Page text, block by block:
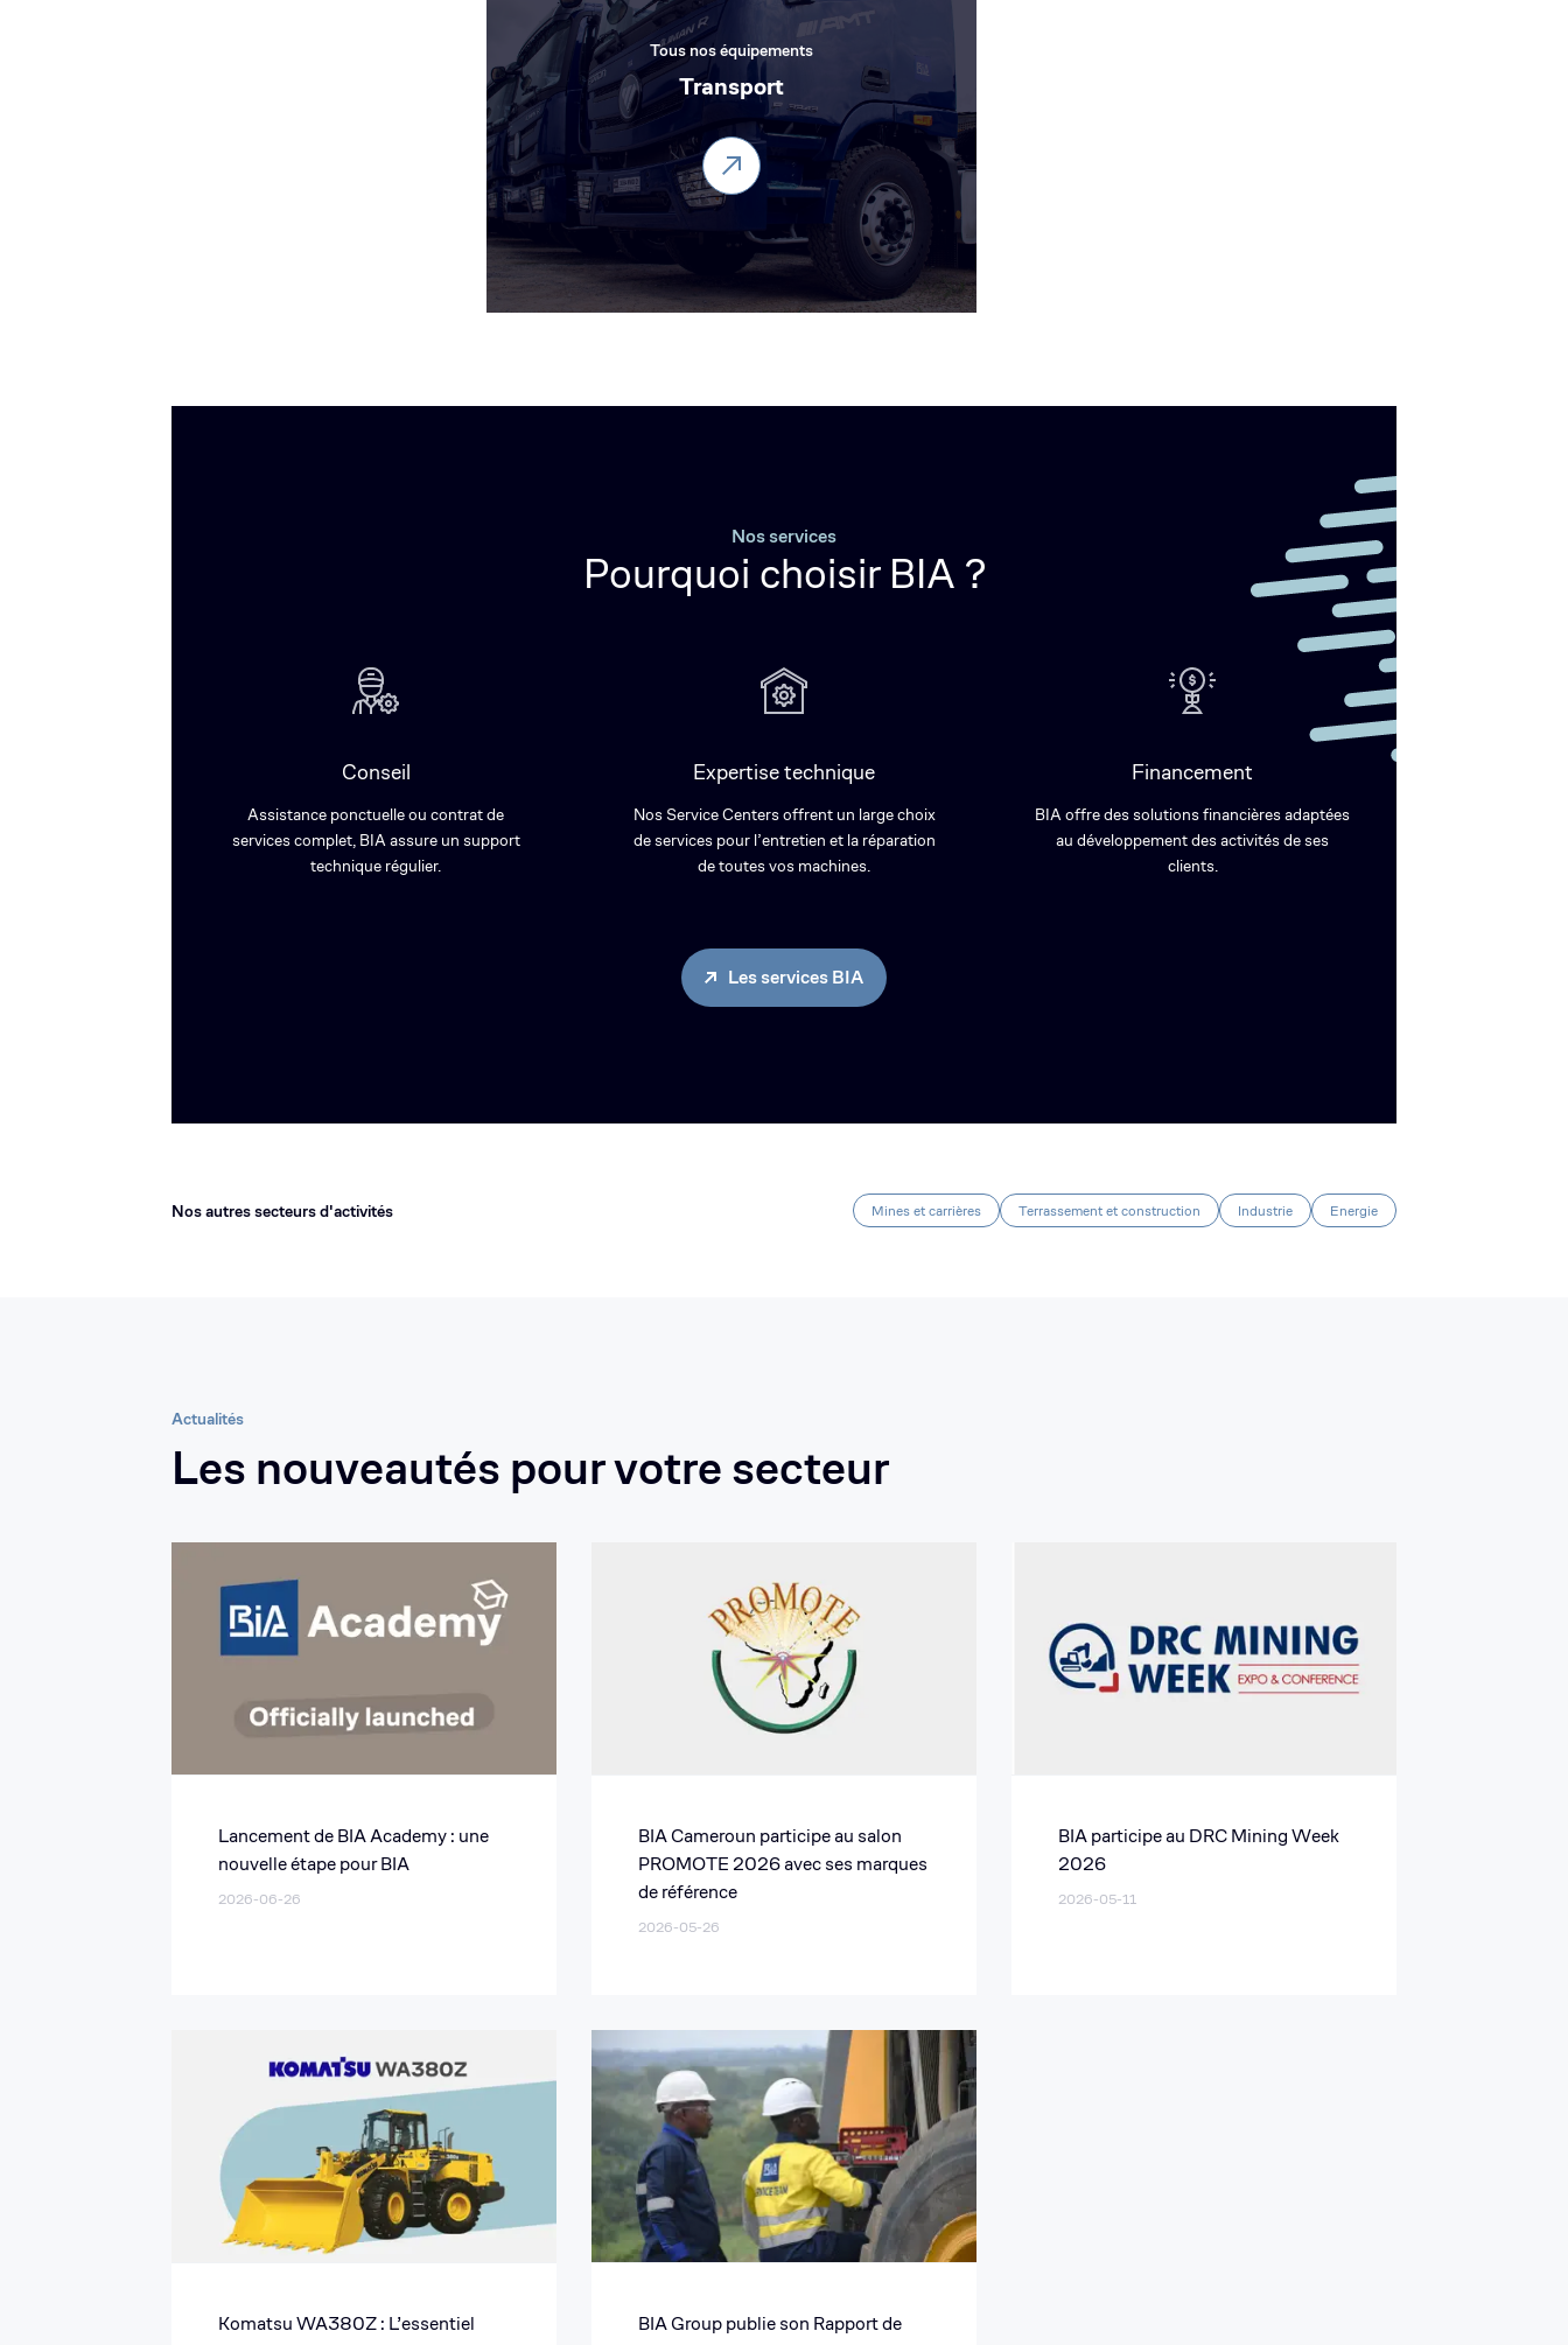
Tous nos équipements
Transport
Nos services
Pourquoi choisir BIA ?
Conseil
Assistance ponctuelle ou contrat de
services complet, BIA assure un support
technique régulier.
Expertise technique
Nos Service Centers offrent un large choix
de services pour l’entretien et la réparation
de toutes vos machines.
Financement
BIA offre des solutions financières adaptées
au développement des activités de ses
clients.
Les services BIA
Nos autres secteurs d'activités Mines et carrières Terrassement et construction Industrie Energie
Actualités
Les nouveautés pour votre secteur
Lancement de BIA Academy : une
nouvelle étape pour BIA
2026-06-26
BIA Cameroun participe au salon
PROMOTE 2026 avec ses marques
de référence
2026-05-26
BIA participe au DRC Mining Week
2026
2026-05-11
Komatsu WA380Z : L’essentiel
BIA Group publie son Rapport de